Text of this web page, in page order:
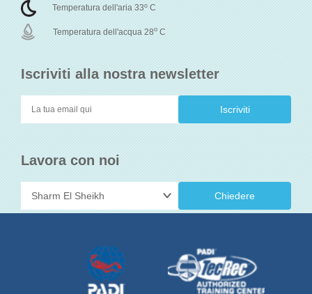
Iscriviti alla nostra newsletter
Lavora con noi
Chiedere
Temperatura dell'aria 33o C
Temperatura dell'acqua 28o C